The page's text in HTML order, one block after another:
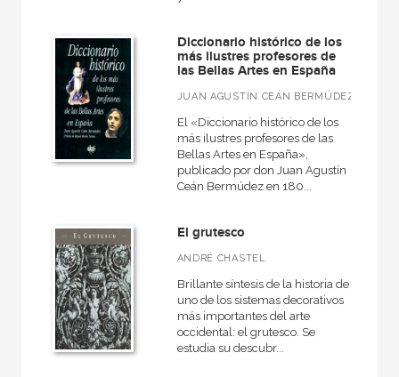
Diccionario histórico de los
más ilustres profesores de
las Bellas Artes en España
JUAN AGUSTÍN CEÁN BERMÚDEZ
El «Diccionario histórico de los
más ilustres profesores de las
Bellas Artes en España»,
publicado por don Juan Agustín
Ceán Bermúdez en 180...
El grutesco
ANDRÉ CHASTEL
Brillante síntesis de la historia de
uno de los sistemas decorativos
más importantes del arte
occidental: el grutesco. Se
estudia su descubr...